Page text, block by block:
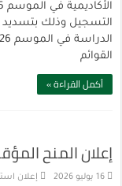
التسجيل وذلك بتسديد
القوائم
أكمل القراءة »
إعلان المنح المؤقت
16 يوليو 2026 إعلان